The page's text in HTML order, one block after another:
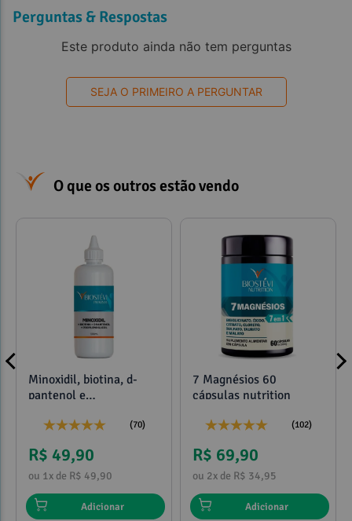
Perguntas & Respostas
Este produto ainda não tem perguntas
SEJA O PRIMEIRO A PERGUNTAR
O que os outros estão vendo
Minoxidil, biotina, d-
pantenol e
(70)
R$ 49,90
ou 1x de R$ 49,90
Adicionar
7 Magnésios 60
cápsulas nutrition
(102)
R$ 69,90
ou 2x de R$ 34,95
Adicionar